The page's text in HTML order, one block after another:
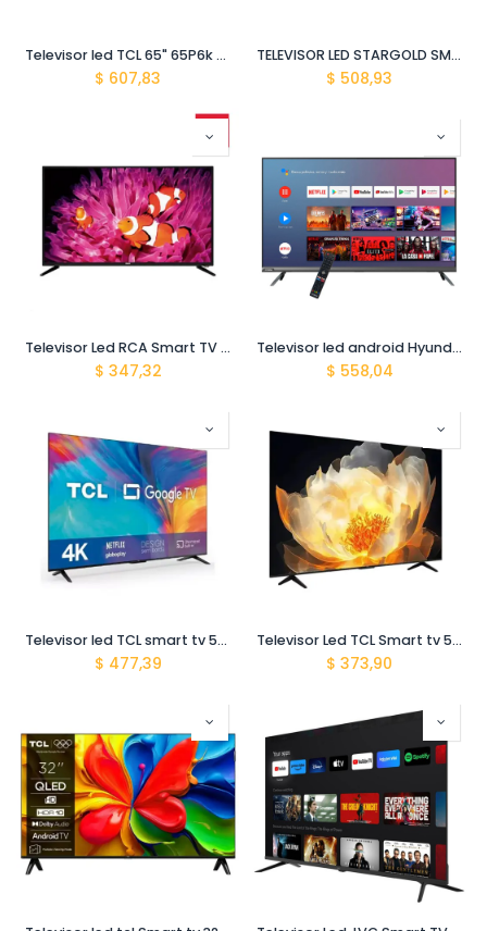
Televisor led TCL 65" 65P6k 4k hdr Google Tv
$ 607,83
TELEVISOR LED STARGOLD SMART TV 55" 4K UHD ANDROID SOC55PEUHD
$ 508,93
Televisor Led RCA Smart TV 43" KDL43MO314DLN
$ 347,32
Televisor led android Hyundai smart tv 58" HYLED5806A4KM
$ 558,04
Televisor led TCL smart tv 55" google tv 4K HDR 55P635 cbu
$ 477,39
Televisor Led TCL Smart tv 50" 4K HDR 50V6C google tv
$ 373,90